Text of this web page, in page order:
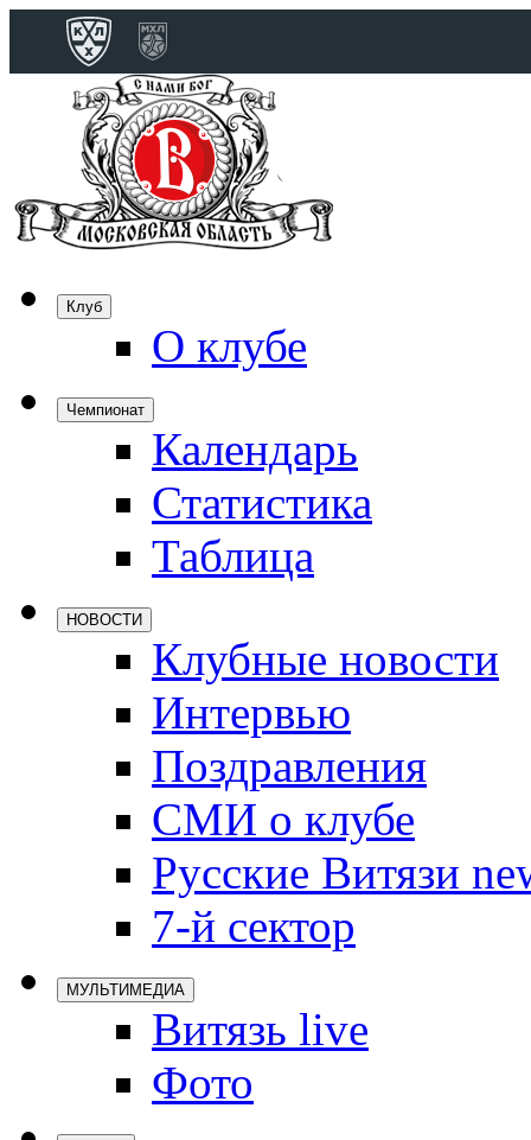
Клуб
О клубе
Чемпионат
Календарь
Статистика
Таблица
НОВОСТИ
Клубные новости
Интервью
Поздравления
СМИ о клубе
Русские Витязи
7-й сектор
МУЛЬТИМЕДИА
Витязь live
Фото